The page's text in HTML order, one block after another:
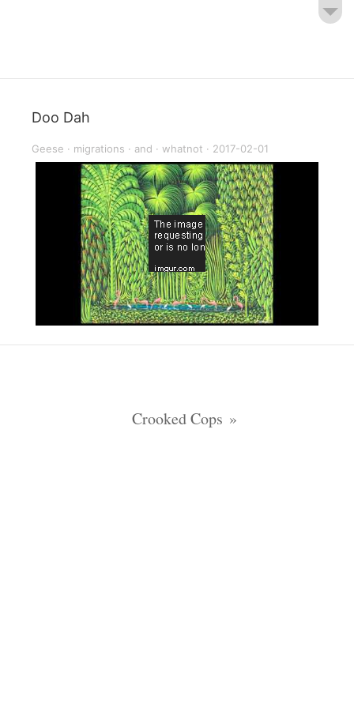
Doo Dah
Geese · migrations · and · whatnot · 2017-02-01
Crooked Cops